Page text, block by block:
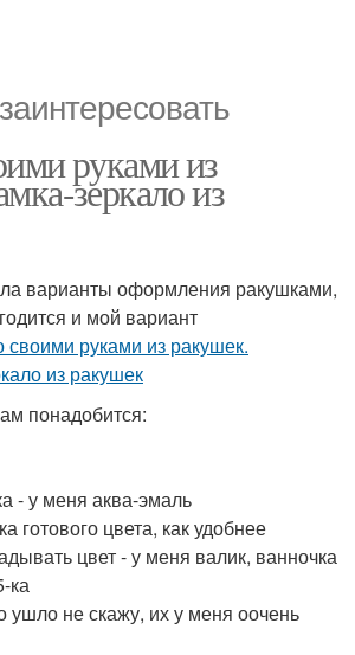
руками из
зеркало из
варианты оформления ракушками,
и мой вариант
понадобится:
- у меня аква-эмаль
готового цвета, как удобнее
цвет - у меня валик, ванночка
ка
ушло не скажу, их у меня оочень